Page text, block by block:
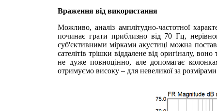
Враження від використання
Можливо, аналіз амплітудно-частотної
починає грати приблизно від 70 Гц,
суб'єктивними мірками акустиці можна
сателітів трішки віддалене від оригіналу,
не дуже повноцінно, але допомагає
отримуємо високу – для невеликої за розмірами